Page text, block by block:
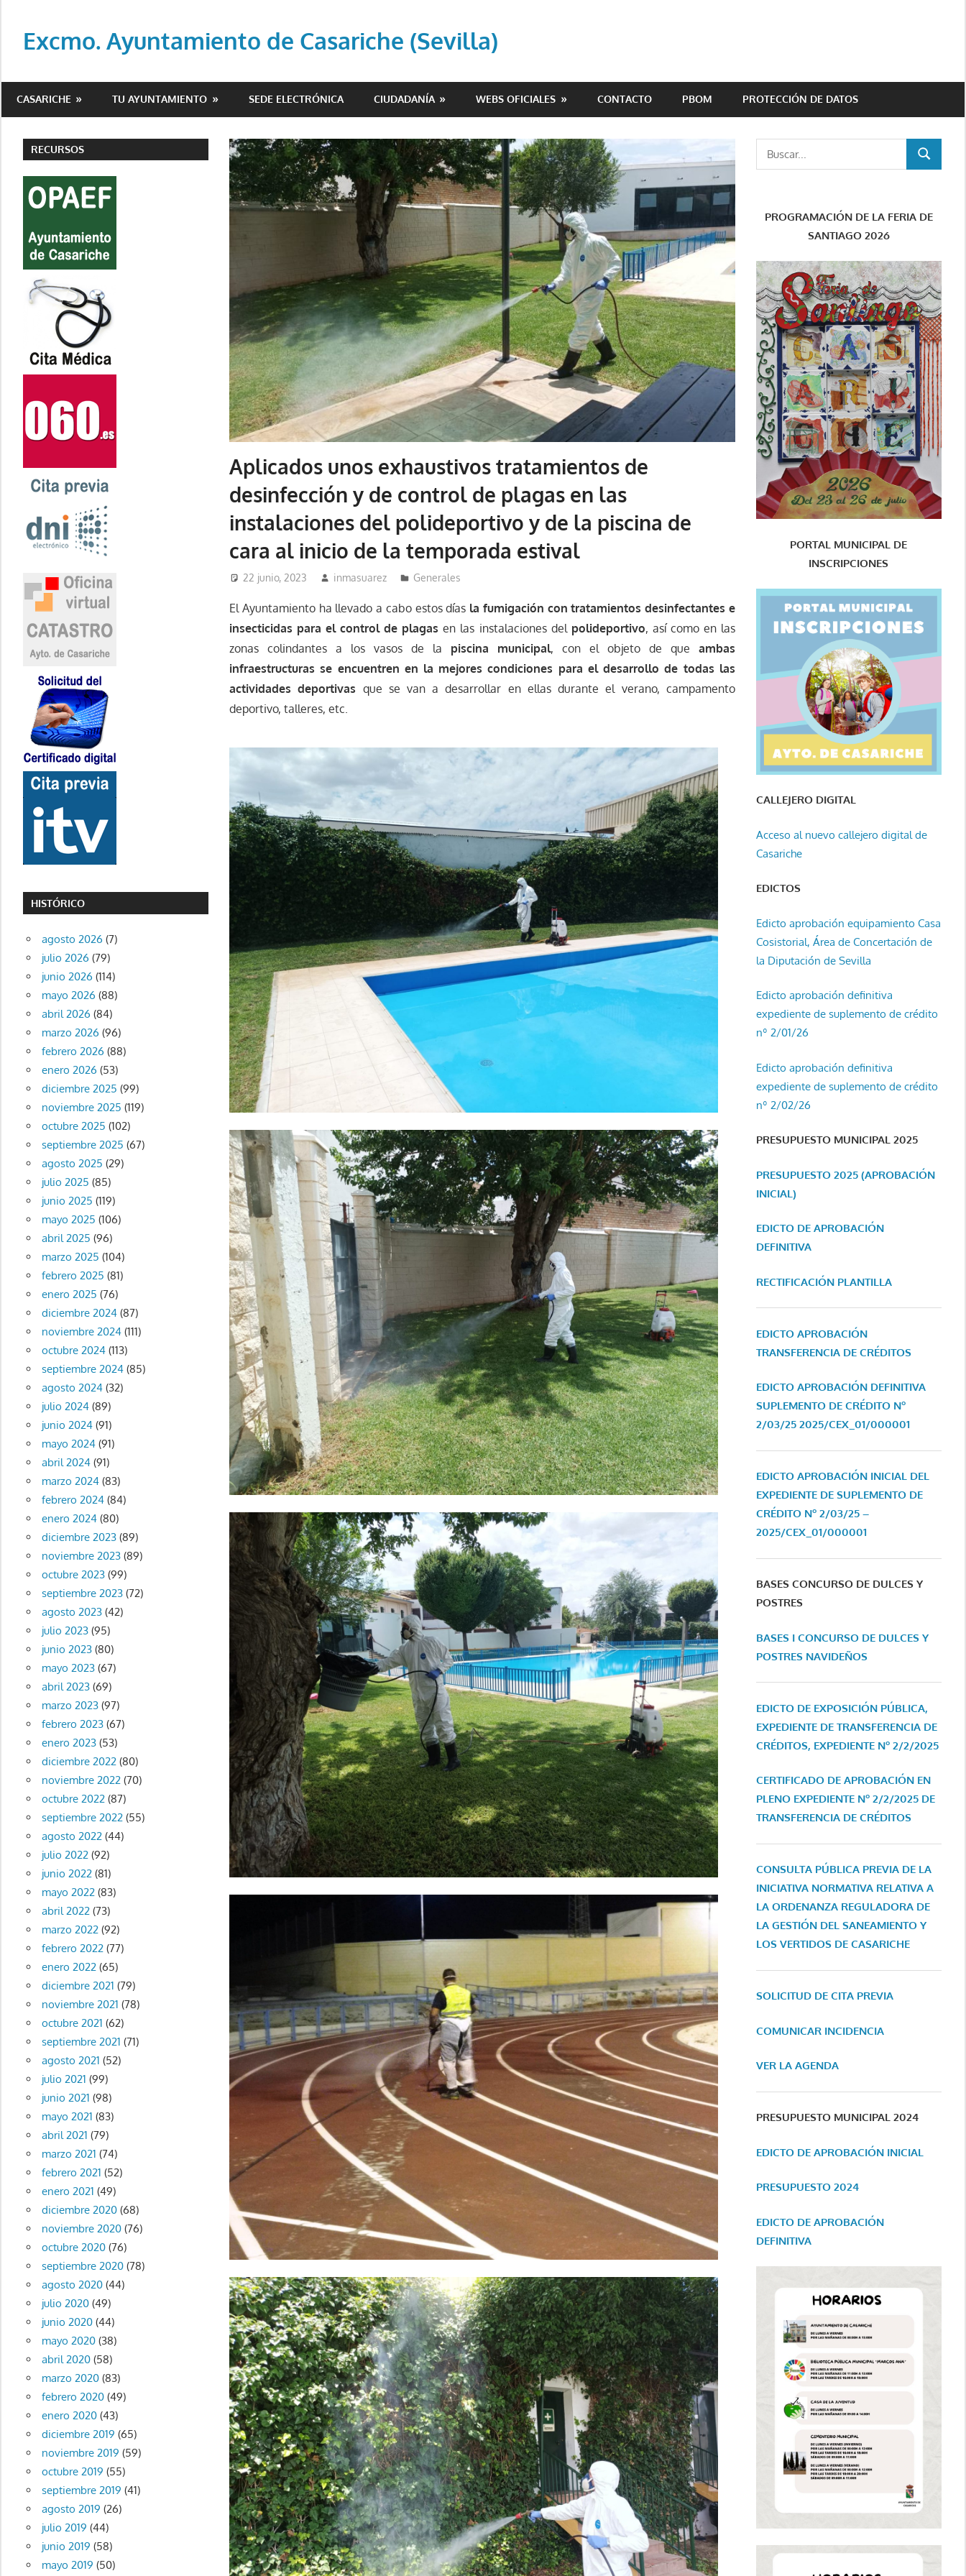
contenido
Excmo. Ayuntamiento de Casariche (Sevilla)
del
de
Casariche
CASARICHE TU AYUNTAMIENTO SEDE ELECTRÓNICA CIUDADANÍA WEBS OFICIALES CONTACTO PBOM PROTECCIÓN DE DATOS
Aplicados unos exhaustivos tratamientos de
desinfección y de control de plagas en las
instalaciones del polideportivo y de la piscina de
cara al inicio de la temporada estival
22 junio, 2023 inmasuarez Generales
El Ayuntamiento ha llevado a cabo estos días la fumigación con tratamientos desinfectantes e
insecticidas para el control de plagas en las instalaciones del polideportivo, así como en las
zonas colindantes a los vasos de la piscina municipal, con el objeto de que ambas
infraestructuras se encuentren en la mejores condiciones para el desarrollo de todas las
actividades deportivas que se van a desarrollar en ellas durante el verano, campamento
deportivo, talleres, etc.
RECURSOS
HISTÓRICO
agosto 2026 (7)
julio 2026 (79)
junio 2026 (114)
mayo 2026 (88)
abril 2026 (84)
marzo 2026 (96)
febrero 2026 (88)
enero 2026 (53)
diciembre 2025 (99)
noviembre 2025 (119)
octubre 2025 (102)
septiembre 2025 (67)
agosto 2025 (29)
julio 2025 (85)
junio 2025 (119)
mayo 2025 (106)
abril 2025 (96)
marzo 2025 (104)
febrero 2025 (81)
enero 2025 (76)
diciembre 2024(87)
noviembre 2024(111)
octubre 2024(113)
septiembre 2024(85)
agosto 2024(32)
julio 2024(89)
junio 2024(91)
mayo 2024(91)
abril 2024(91)
marzo 2024(83)
febrero 2024(84)
enero 2024(80)
diciembre 2023(89)
noviembre 2023(89)
octubre 2023(99)
septiembre 2023(72)
agosto 2023(42)
julio 2023(95)
junio 2023(80)
mayo 2023(67)
abril 2023(69)
marzo 2023(97)
febrero 2023(67)
enero 2023(53)
diciembre 2022(80)
noviembre 2022(70)
octubre 2022(87)
septiembre 2022(55)
agosto 2022(44)
julio 2022(92)
junio 2022(81)
mayo 2022(83)
abril 2022(73)
marzo 2022(92)
febrero 2022(77)
enero 2022(65)
diciembre 2021 (79)
noviembre 2021 (78)
octubre 2021 (62)
septiembre 2021 (71)
agosto 2021 (52)
julio 2021 (99)
junio 2021 (98)
mayo 2021 (83)
abril 2021 (79)
marzo 2021 (74)
febrero 2021 (52)
enero 2021 (49)
diciembre 2020(68)
noviembre 2020(76)
octubre 2020(76)
septiembre 2020(78)
agosto 2020(44)
julio 2020(49)
junio 2020(44)
mayo 2020(38)
abril 2020(58)
marzo 2020(83)
febrero 2020(49)
enero 2020(43)
diciembre 2019 (65)
noviembre 2019 (59)
octubre 2019 (55)
septiembre 2019 (41)
agosto 2019 (26)
julio 2019 (44)
junio 2019 (58)
mayo 2019 (50)
BUSCAR
PROGRAMACIÓN DE LA FERIA DE
SANTIAGO 2026
PORTAL MUNICIPAL DE
INSCRIPCIONES
CALLEJERO DIGITAL
Acceso al nuevo callejero digital de
Casariche
EDICTOS
Edicto aprobación equipamiento Casa
Cosistorial, Área de Concertación de
la Diputación de Sevilla
Edicto aprobación definitiva
expediente de suplemento de crédito
nº 2/01/26
Edicto aprobación definitiva
expediente de suplemento de crédito
nº 2/02/26
PRESUPUESTO MUNICIPAL 2025
PRESUPUESTO 2025 (APROBACIÓN
INICIAL)
EDICTO DE APROBACIÓN
DEFINITIVA
RECTIFICACIÓN PLANTILLA
EDICTO APROBACIÓN
TRANSFERENCIA DE CRÉDITOS
EDICTO APROBACIÓN DEFINITIVA
SUPLEMENTO DE CRÉDITO Nº
2/03/25 2025/CEX_01/000001
EDICTO APROBACIÓN INICIAL DEL
EXPEDIENTE DE SUPLEMENTO DE
CRÉDITO Nº 2/03/25 –
2025/CEX_01/000001
BASES CONCURSO DE DULCES Y
POSTRES
BASES I CONCURSO DE DULCES Y
POSTRES NAVIDEÑOS
EDICTO DE EXPOSICIÓN PÚBLICA,
EXPEDIENTE DE TRANSFERENCIA DE
CRÉDITOS, EXPEDIENTE Nº 2/2/2025
CERTIFICADO DE APROBACIÓN EN
PLENO EXPEDIENTE Nº 2/2/2025 DE
TRANSFERENCIA DE CRÉDITOS
CONSULTA PÚBLICA PREVIA DE LA
INICIATIVA NORMATIVA RELATIVA A
LA ORDENANZA REGULADORA DE
LA GESTIÓN DEL SANEAMIENTO Y
LOS VERTIDOS DE CASARICHE
SOLICITUD DE CITA PREVIA
COMUNICAR INCIDENCIA
VER LA AGENDA
PRESUPUESTO MUNICIPAL 2024
EDICTO DE APROBACIÓN INICIAL
PRESUPUESTO 2024
EDICTO DE APROBACIÓN
DEFINITIVA